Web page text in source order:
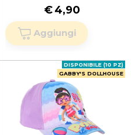
€4,90
GABBY'S DOLLHOUSE
DISPONIBILE (10 PZ)